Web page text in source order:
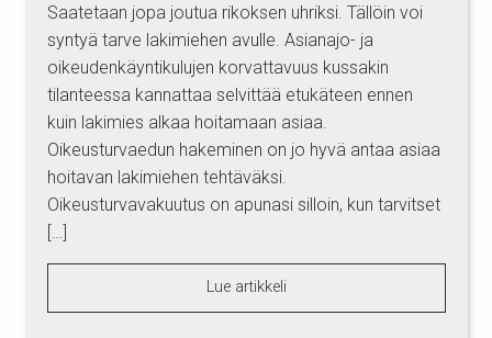
Saatetaan jopa joutua rikoksen uhriksi. Tällöin voi
syntyä tarve lakimiehen avulle. Asianajo- ja
oikeudenkäyntikulujen korvattavuus kussakin
tilanteessa kannattaa selvittää etukäteen ennen
kuin lakimies alkaa hoitamaan asiaa.
Oikeusturvaedun hakeminen on jo hyvä antaa asiaa
hoitavan lakimiehen tehtäväksi.
Oikeusturvavakuutus on apunasi silloin, kun tarvitset
[…]
Lue artikkeli